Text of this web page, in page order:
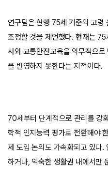
연구팀은 현행 75세 기준의 고령
조정할 것을 제언했다. 현재는
사와 교통안전교육을 의무적으
을 반영하지 못한다는 지적이다.
70세부터 단계적으로 관리를 강
학적 인지능력 평가로 전환해야
제 도입 논의도 가속화되고 있다.
하거나, 익숙한 생활권 내에서만